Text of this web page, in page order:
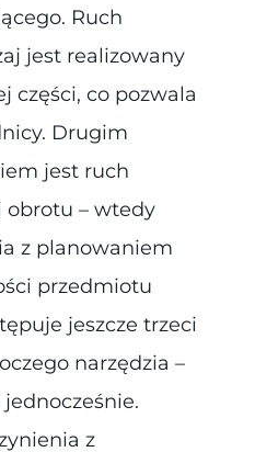
Ruch
jest realizowany
części, co pozwala
Drugim
jest ruch
obrotu – wtedy
z planowaniem
przedmiotu
jeszcze trzeci
narzędzia –
z